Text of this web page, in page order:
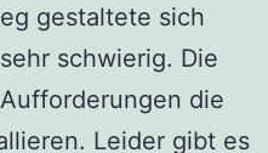
gestaltete sich
schwierig. Die
die
Leider gibt es